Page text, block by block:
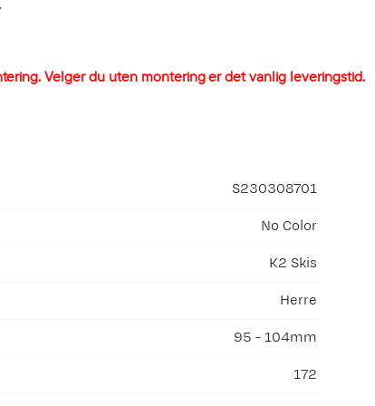
Velger du uten montering er det vanlig leveringstid.
S230308701
No Color
K2 Skis
Herre
95 - 104mm
172